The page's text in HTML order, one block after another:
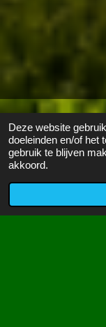
Deze website
doeleinden en/of het
gebruik te blijven
akkoord.